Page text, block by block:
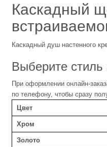
Каскадный
Каскадный душ настенного
Выберите стиль
При оформлении онлайн-
по телефону, чтобы сразу
Цвет
Хром
Золото